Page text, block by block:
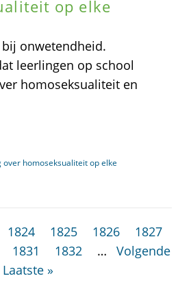
op elke
onwetendheid.
leerlingen op school
homoseksualiteit en
over homoseksualiteit op elke
1824 1825 1826
1827
1831 1832 …
Volgende
Laatste »